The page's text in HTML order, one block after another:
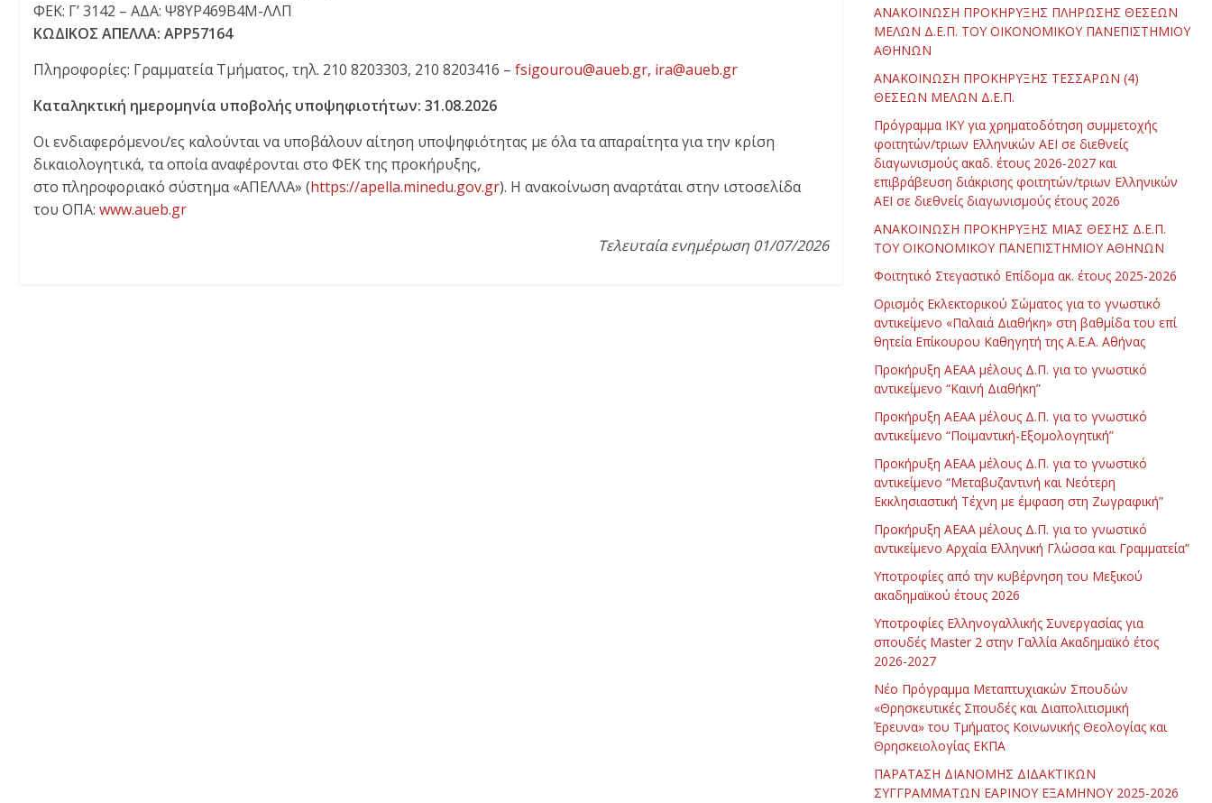
ΦΕΚ: Γ’ 3142 – ΑΔΑ: Ψ8ΥΡ469Β4Μ-ΛΛΠ
ΚΩΔΙΚΟΣ ΑΠΕΛΛΑ: ΑΡΡ57164
Πληροφορίες: Γραμματεία Τμήματος, τηλ. 210 8203303, 210 8203416 – fsigourou@aueb.gr, ira@aueb.gr
Καταληκτική ημερομηνία υποβολής υποψηφιοτήτων: 31.08.2026
Οι ενδιαφερόμενοι/ες καλούνται να υποβάλουν αίτηση υποψηφιότητας με όλα τα απαραίτητα για την κρίση
δικαιολογητικά, τα οποία αναφέρονται στο ΦΕΚ της προκήρυξης,
στο πληροφοριακό σύστημα «ΑΠΕΛΛΑ» (https://apella.minedu.gov.gr). Η ανακοίνωση αναρτάται στην ιστοσελίδα
του ΟΠΑ: www.aueb.gr
Τελευταία ενημέρωση 01/07/2026
ΑΝΑΚΟΙΝΩΣΗ ΠΡΟΚΗΡΥΞΗΣ ΠΛΗΡΩΣΗΣ ΘΕΣΕΩΝ
ΜΕΛΩΝ Δ.Ε.Π. ΤΟΥ ΟΙΚΟΝΟΜΙΚΟΥ ΠΑΝΕΠΙΣΤΗΜΙΟΥ
ΑΘΗΝΩΝ
ΑΝΑΚΟΙΝΩΣΗ ΠΡΟΚΗΡΥΞΗΣ ΤΕΣΣΑΡΩΝ (4)
ΘΕΣΕΩΝ ΜΕΛΩΝ Δ.Ε.Π.
Πρόγραμμα ΙΚΥ για χρηματοδότηση συμμετοχής
φοιτητών/τριων Ελληνικών ΑΕΙ σε διεθνείς
διαγωνισμούς ακαδ. έτους 2026-2027 και
επιβράβευση διάκρισης φοιτητών/τριων Ελληνικών
ΑΕΙ σε διεθνείς διαγωνισμούς έτους 2026
ΑΝΑΚΟΙΝΩΣΗ ΠΡΟΚΗΡΥΞΗΣ ΜΙΑΣ ΘΕΣΗΣ Δ.Ε.Π.
ΤΟΥ ΟΙΚΟΝΟΜΙΚΟΥ ΠΑΝΕΠΙΣΤΗΜΙΟΥ ΑΘΗΝΩΝ
Φοιτητικό Στεγαστικό Επίδομα ακ. έτους 2025-2026
Ορισμός Εκλεκτορικού Σώματος για το γνωστικό
αντικείμενο «Παλαιά Διαθήκη» στη βαθμίδα του επί
θητεία Επίκουρου Καθηγητή της Α.Ε.Α. Αθήνας
Προκήρυξη ΑΕΑΑ μέλους Δ.Π. για το γνωστικό
αντικείμενο “Καινή Διαθήκη”
Προκήρυξη ΑΕΑΑ μέλους Δ.Π. για το γνωστικό
αντικείμενο “Ποιμαντική-Εξομολογητική”
Προκήρυξη ΑΕΑΑ μέλους Δ.Π. για το γνωστικό
αντικείμενο “Μεταβυζαντινή και Νεότερη
Εκκλησιαστική Τέχνη με έμφαση στη Ζωγραφική”
Προκήρυξη ΑΕΑΑ μέλους Δ.Π. για το γνωστικό
αντικείμενο Αρχαία Ελληνική Γλώσσα και Γραμματεία”
Υποτροφίες από την κυβέρνηση του Μεξικού
ακαδημαϊκού έτους 2026
Υποτροφίες Ελληνογαλλικής Συνεργασίας για
σπουδές Master 2 στην Γαλλία Ακαδημαϊκό έτος
2026-2027
Νέο Πρόγραμμα Μεταπτυχιακών Σπουδών
«Θρησκευτικές Σπουδές και Διαπολιτισμική
Έρευνα» του Τμήματος Κοινωνικής Θεολογίας και
Θρησκειολογίας ΕΚΠΑ
ΠΑΡΑΤΑΣΗ ΔΙΑΝΟΜΗΣ ΔΙΔΑΚΤΙΚΩΝ
ΣΥΓΓΡΑΜΜΑΤΩΝ ΕΑΡΙΝΟΥ ΕΞΑΜΗΝΟΥ 2025-2026